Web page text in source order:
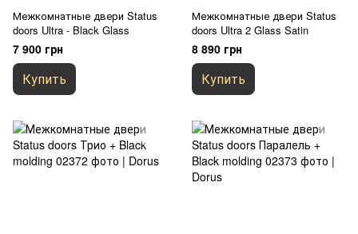
Межкомнатные двери Status
doors Ultra - Black Glass
7 900 грн
Купить
Межкомнатные двери Status
doors Ultra 2 Glass Satin
8 890 грн
Купить